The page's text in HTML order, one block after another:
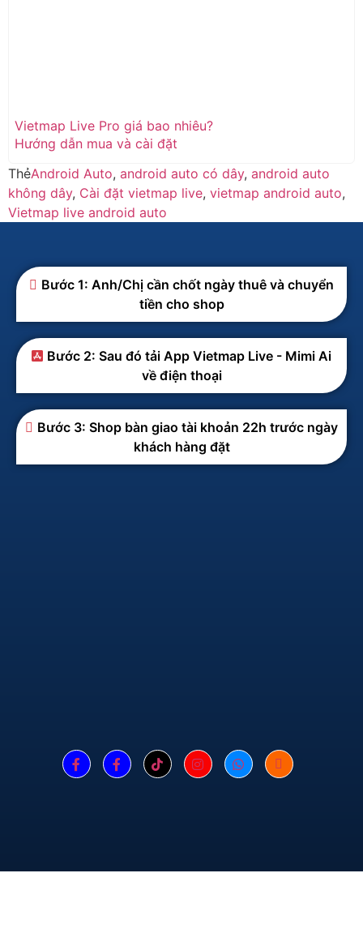
Vietmap Live Pro giá bao nhiêu?
Hướng dẫn mua và cài đặt
ThẻAndroid Auto, android auto có dây, android auto
không dây, Cài đặt vietmap live, vietmap android auto,
Vietmap live android auto
Bước 1: Anh/Chị cần chốt ngày thuê và chuyển
tiền cho shop
Bước 2: Sau đó tải App Vietmap Live - Mimi Ai
về điện thoại
Bước 3: Shop bàn giao tài khoản 22h trước ngày
khách hàng đặt